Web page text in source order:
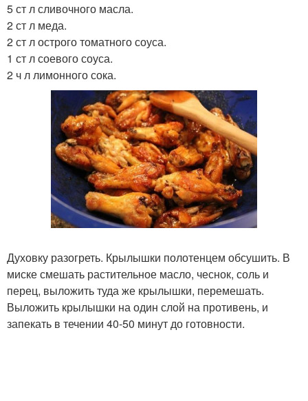
5 ст л сливочного масла.
2 ст л меда.
2 ст л острого томатного соуса.
1 ст л соевого соуса.
2 ч л лимонного сока.
Духовку разогреть. Крылышки полотенцем обсушить. В
миске смешать растительное масло, чеснок, соль и
перец, выложить туда же крылышки, перемешать.
Выложить крылышки на один слой на противень, и
запекать в течении 40-50 минут до готовности.